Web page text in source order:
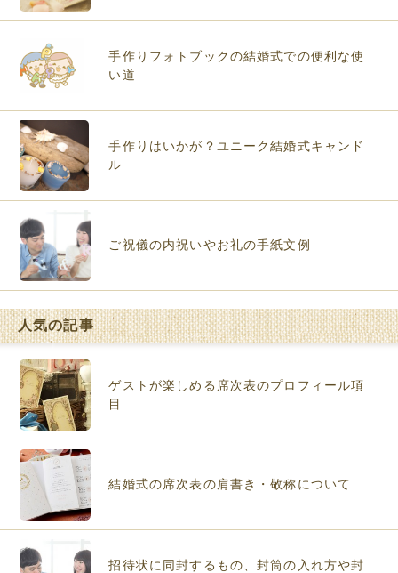
手作りフォトブックの結婚式での便利な使
い道
手作りはいかが？ユニーク結婚式キャンド
ル
ご祝儀の内祝いやお礼の手紙文例
人気の記事
ゲストが楽しめる席次表のプロフィール項
目
結婚式の席次表の肩書き・敬称について
招待状に同封するもの、封筒の入れ方や封